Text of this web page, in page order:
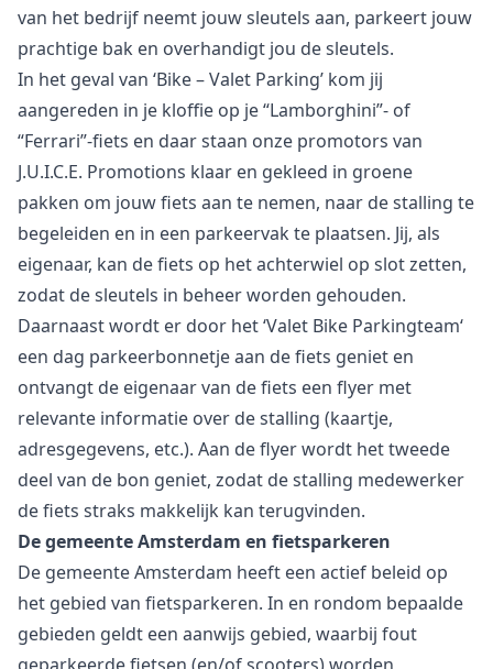
van het bedrijf neemt jouw sleutels aan, parkeert jouw
prachtige bak en overhandigt jou de sleutels.
In het geval van ‘Bike – Valet Parking’ kom jij
aangereden in je kloffie op je “Lamborghini”- of
“Ferrari”-fiets en daar staan onze promotors van
J.U.I.C.E. Promotions klaar en gekleed in groene
pakken om jouw fiets aan te nemen, naar de stalling te
begeleiden en in een parkeervak te plaatsen. Jij, als
eigenaar, kan de fiets op het achterwiel op slot zetten,
zodat de sleutels in beheer worden gehouden.
Daarnaast wordt er door het ‘Valet Bike Parkingteam‘
een dag parkeerbonnetje aan de fiets geniet en
ontvangt de eigenaar van de fiets een flyer met
relevante informatie over de stalling (kaartje,
adresgegevens, etc.). Aan de flyer wordt het tweede
deel van de bon geniet, zodat de stalling medewerker
de fiets straks makkelijk kan terugvinden.
De gemeente Amsterdam en fietsparkeren
De gemeente Amsterdam heeft een actief beleid op
het gebied van fietsparkeren. In en rondom bepaalde
gebieden geldt een aanwijs gebied, waarbij fout